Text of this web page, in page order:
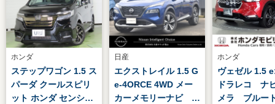
ホンダ
ステップワゴン 1.5 ス
パーダ クールスピリ
ット ホンダ センシン
日産
エクストレイル 1.5 G
e-4ORCE 4WD メー
カーメモリーナビ プ
ホンダ
ヴェゼル 1.5
ドラレコ ナ
メラ ブルー